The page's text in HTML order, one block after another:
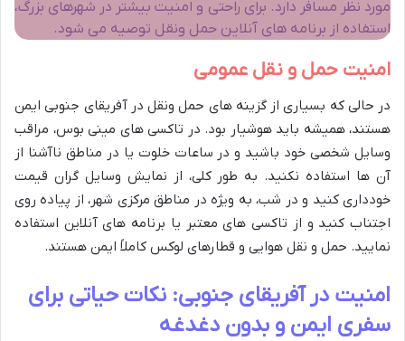
مورد نظر مسافر دارد. برای راحتی و امنیت بیشتر در شهرهای بزرگ،
استفاده از برنامه های آنلاین حمل ونقل توصیه می شود.
امنیت حمل و نقل عمومی
در حالی که بسیاری از گزینه های حمل ونقل در آفریقای جنوبی ایمن
هستند، همیشه باید هوشیار بود. در تاکسی های مینی بوس، مراقب
وسایل شخصی خود باشید و در ساعات خلوت یا در مناطق ناآشنا از
آن ها استفاده نکنید. به طور کلی، از نمایش وسایل گران قیمت
خودداری کنید و در شب، به ویژه در مناطق مرکزی شهر، از پیاده روی
اجتناب کنید و از تاکسی های معتبر یا برنامه های آنلاین استفاده
نمایید. حمل و نقل هوایی و قطارهای لوکس کاملاً ایمن هستند.
امنیت در آفریقای جنوبی: نکات حیاتی برای
سفری ایمن و بدون دغدغه